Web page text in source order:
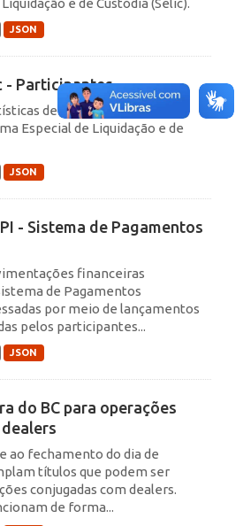
JSON
- Participantes
de participantes
Especial de Liquidação e de
JSON
- Sistema de Pagamentos
financeiras
de Pagamentos
por meio de lançamentos
pelos participantes...
JSON
do BC para operações
ao fechamento do dia de
títulos que podem ser
conjugadas com dealers.
de forma...